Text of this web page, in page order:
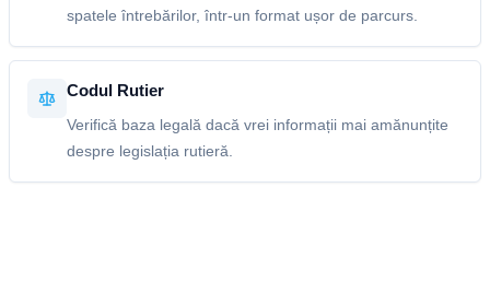
spatele întrebărilor, într-un format ușor de parcurs.
Codul Rutier
Verifică baza legală dacă vrei informații mai amănunțite
despre legislația rutieră.